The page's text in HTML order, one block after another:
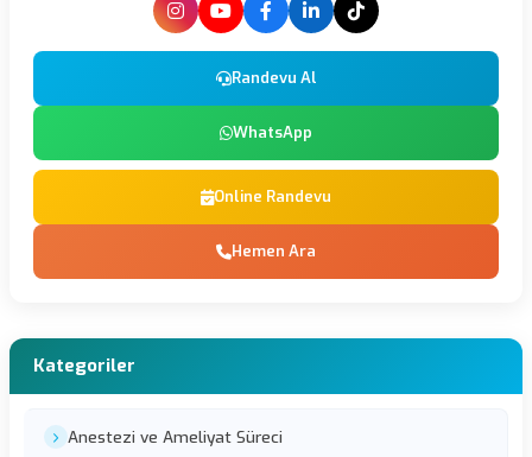
Randevu Al
WhatsApp
Online Randevu
Hemen Ara
Kategoriler
Anestezi ve Ameliyat Süreci